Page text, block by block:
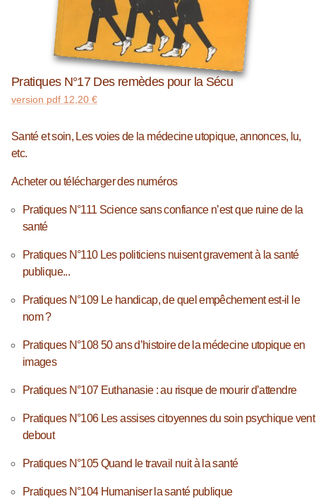
Pratiques N°17 Des remèdes pour la Sécu
version pdf 12,20 €
Santé et soin, Les voies de la médecine utopique, annonces, lu,
etc.
Acheter ou télécharger des numéros
Pratiques N°111 Science sans confiance n’est que ruine de la
santé
Pratiques N°110 Les politiciens nuisent gravement à la santé
publique...
Pratiques N°109 Le handicap, de quel empêchement est-il le
nom ?
Pratiques N°108 50 ans d’histoire de la médecine utopique en
images
Pratiques N°107 Euthanasie : au risque de mourir d’attendre
Pratiques N°106 Les assises citoyennes du soin psychique vent
debout
Pratiques N°105 Quand le travail nuit à la santé
Pratiques N°104 Humaniser la santé publique